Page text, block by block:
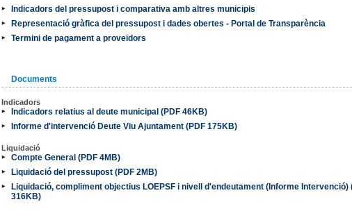
Indicadors del pressupost i comparativa amb altres municipis
Representació gràfica del pressupost i dades obertes - Portal de Transparència
Termini de pagament a proveïdors
Documents
Indicadors
Indicadors relatius al deute municipal (PDF 46KB)
Informe d'intervenció Deute Viu Ajuntament (PDF 175KB)
Liquidació
Compte General (PDF 4MB)
Liquidació del pressupost (PDF 2MB)
Liquidació, compliment objectius LOEPSF i nivell d'endeutament (Informe Intervenció)
316KB)